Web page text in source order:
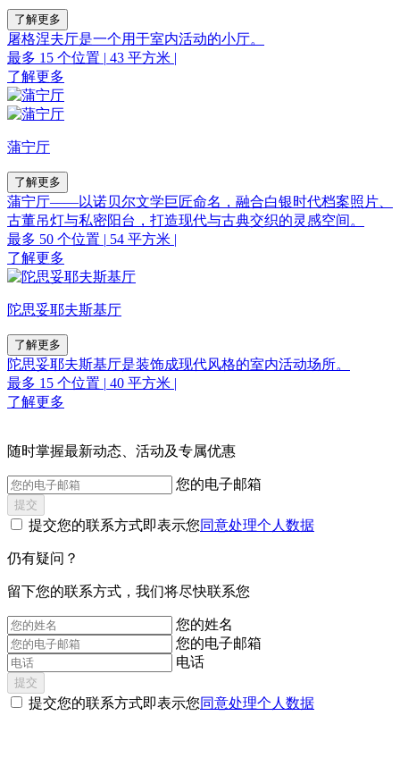
了解更多
屠格涅夫厅是一个用于室内活动的小厅。
最多 15 个位置 | 43 平方米 |
了解更多
蒲宁厅
了解更多
蒲宁厅––––以诺贝尔文学巨匠命名，融合白银时代档案照片、
古董吊灯与私密阳台，打造现代与古典交织的灵感空间。
最多 50 个位置 | 54 平方米 |
了解更多
陀思妥耶夫斯基厅
了解更多
陀思妥耶夫斯基厅是装饰成现代风格的室内活动场所。
最多 15 个位置 | 40 平方米 |
了解更多
随时掌握最新动态、活动及专属优惠
您的电子邮箱
提交
提交您的联系方式即表示您同意处理个人数据
仍有疑问？
‌留下您的联系方式，我们将尽快联系您
您的姓名
您的电子邮箱
电话
提交
提交您的联系方式即表示您同意处理个人数据